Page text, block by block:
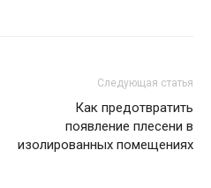
Следующая статья
Как предотвратить
появление плесени в
изолированных помещениях